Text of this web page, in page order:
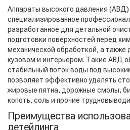
Аппараты высокого давления
специализированное
разработанное для детальной
подготовки поверхностей перед
механической обработкой, а также
кузовом и интерьером. Такие АВД
стабильный поток воды под
позволяет эффективно удалять
жировые пятна, дорожные смолы,
копоть, соль и прочие
Преимущества
детейлинга